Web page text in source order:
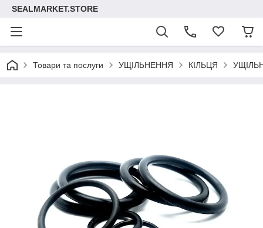
SEALMARKET.STORE
Товари та послуги УЩІЛЬНЕННЯ КІЛЬЦЯ